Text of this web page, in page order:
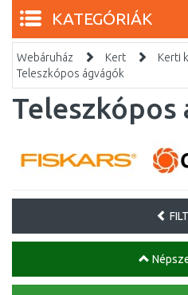
KATEGÓRIÁK
Webáruház Kert
Kerti
Teleszkópos ágvágók
Teleszkópos